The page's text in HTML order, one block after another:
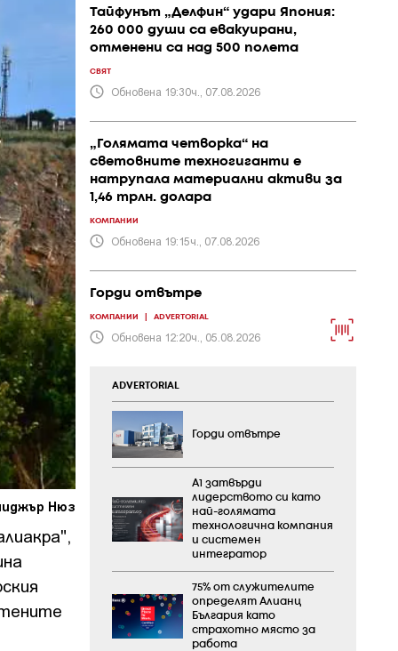
Нюз
Тайфунът „Делфин“ удари Япония:
260 000 души са евакуирани,
отменени са над 500 полета
СВЯТ
Обновена 19:30ч., 07.08.2026
„Голямата четворка“ на
световните техногиганти е
натрупала материални активи за
1,46 трлн. долара
КОМПАНИИ
Обновена 19:15ч., 07.08.2026
Горди отвътре
КОМПАНИИ ADVERTORIAL
Обновена 12:20ч., 05.08.2026
ADVERTORIAL
Горди отвътре
А1 затвърди
лидерството си като
най-голямата
технологична компания
и системен
интегратор
75% от служителите
определят Алианц
България като
страхотно място за
работа